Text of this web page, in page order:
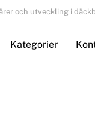
och utveckling i
Kategorier